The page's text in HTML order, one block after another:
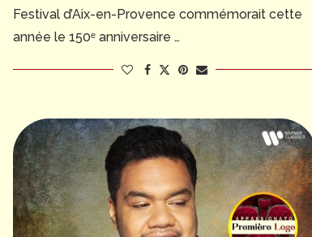
Festival d’Aix-en-Provence commémorait cette
année le 150ᵉ anniversaire …